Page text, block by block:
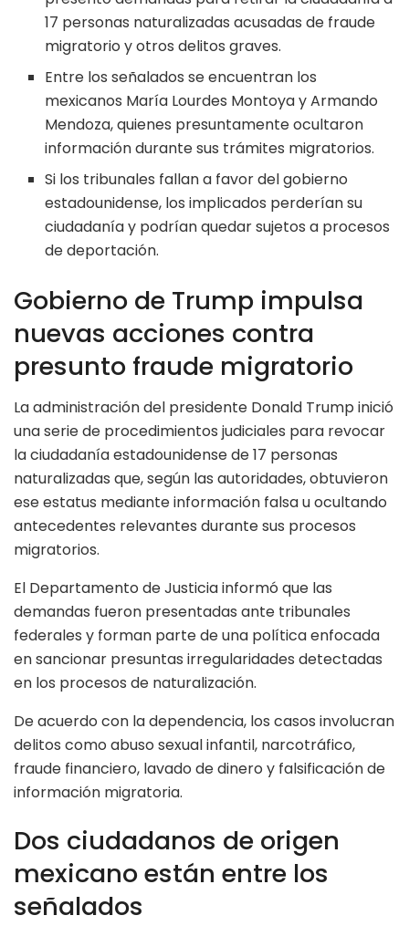
17 personas naturalizadas acusadas de fraude
migratorio y otros delitos graves.
Entre los señalados se encuentran los
mexicanos María Lourdes Montoya y Armando
Mendoza, quienes presuntamente ocultaron
información durante sus trámites migratorios.
Si los tribunales fallan a favor del gobierno
estadounidense, los implicados perderían su
ciudadanía y podrían quedar sujetos a procesos
de deportación.
Gobierno de Trump impulsa
nuevas acciones contra
presunto fraude migratorio
La administración del presidente Donald Trump inició
una serie de procedimientos judiciales para revocar
la ciudadanía estadounidense de 17 personas
naturalizadas que, según las autoridades, obtuvieron
ese estatus mediante información falsa u ocultando
antecedentes relevantes durante sus procesos
migratorios.
El Departamento de Justicia informó que las
demandas fueron presentadas ante tribunales
federales y forman parte de una política enfocada
en sancionar presuntas irregularidades detectadas
en los procesos de naturalización.
De acuerdo con la dependencia, los casos involucran
delitos como abuso sexual infantil, narcotráfico,
fraude financiero, lavado de dinero y falsificación de
información migratoria.
Dos ciudadanos de origen
mexicano están entre los
señalados